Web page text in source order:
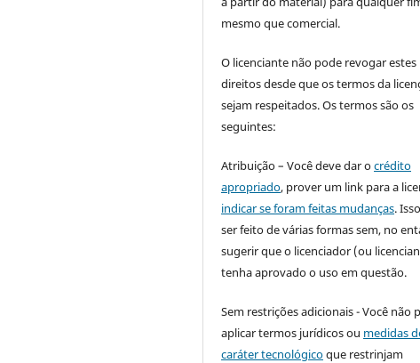
mesmo que comercial.
O licenciante não pode revogar estes
direitos desde que os termos da
sejam respeitados. Os termos são os
seguintes:
Atribuição – Você deve dar ocrédito
apropriado, prover um link para a
indicar se foram feitas mudanças.
ser feito de várias formas sem, no
sugerir que o licenciador (ou
tenha aprovado o uso em questão.
Sem restrições adicionais - Você não
aplicar termos jurídicos ou medidas
caráter tecnológicoque restrinjam